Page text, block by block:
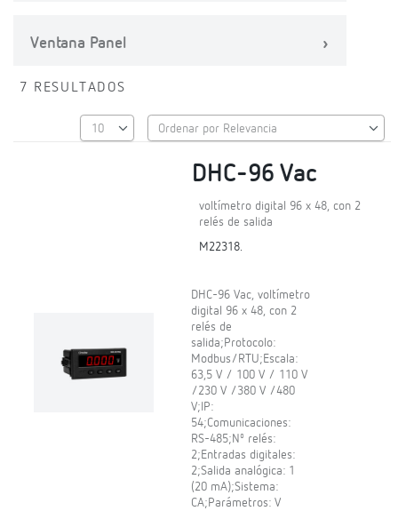
Ventana Panel
7 RESULTADOS
DHC-96 Vac
voltímetro digital 96 x 48, con 2
relés de salida
M22318.
DHC-96 Vac, voltímetro
digital 96 x 48, con 2
relés de
salida;Protocolo:
Modbus/RTU;Escala:
63,5 V / 100 V / 110 V
/230 V /380 V /480
V;IP:
54;Comunicaciones:
RS-485;Nº relés:
2;Entradas digitales:
2;Salida analógica: 1
(20 mA);Sistema:
CA;Parámetros: V